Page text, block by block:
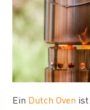
Ein Dutch Oven ist